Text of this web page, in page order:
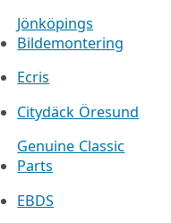
Jönköpings
Bildemontering
Ecris
Citydäck Öresund
Genuine Classic
Parts
EBDS